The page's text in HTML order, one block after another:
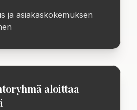
ja asiakaskokemuksen
aloittaa